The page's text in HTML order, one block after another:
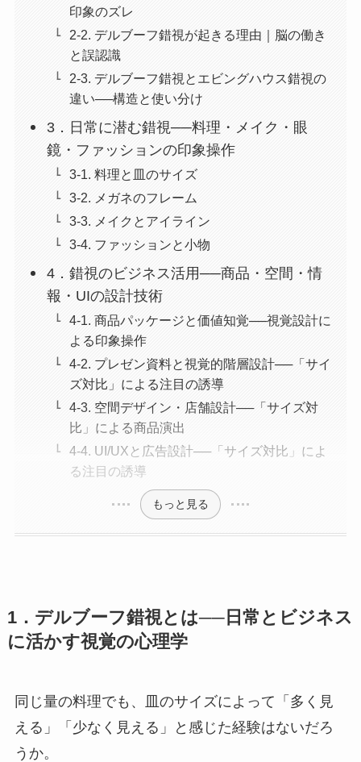
印象のズレ
2-2. デルブーフ錯視が起きる理由｜脳の働き
と誤認識
2-3. デルブーフ錯視とエビングハウス錯視の
違い──構造と使い分け
3．日常に潜む錯視──料理・メイク・眼
鏡・ファッションの印象操作
3-1. 料理と皿のサイズ
3-2. メガネのフレーム
3-3. メイクとアイライン
3-4. ファッションと小物
4．錯視のビジネス活用──商品・空間・情
報・UIの設計技術
4-1. 商品パッケージと価値知覚──視覚設計に
よる印象操作
4-2. プレゼン資料と視覚的階層設計──「サイ
ズ対比」による注目の誘導
4-3. 空間デザイン・店舗設計──「サイズ対
比」による商品演出
4-4. UI/UXと広告設計──「サイズ対比」によ
る注目の誘導
もっと見る
1．デルブーフ錯視とは──日常とビジネス
に活かす視覚の心理学
同じ量の料理でも、皿のサイズによって「多く見
える」「少なく見える」と感じた経験はないだろ
うか。